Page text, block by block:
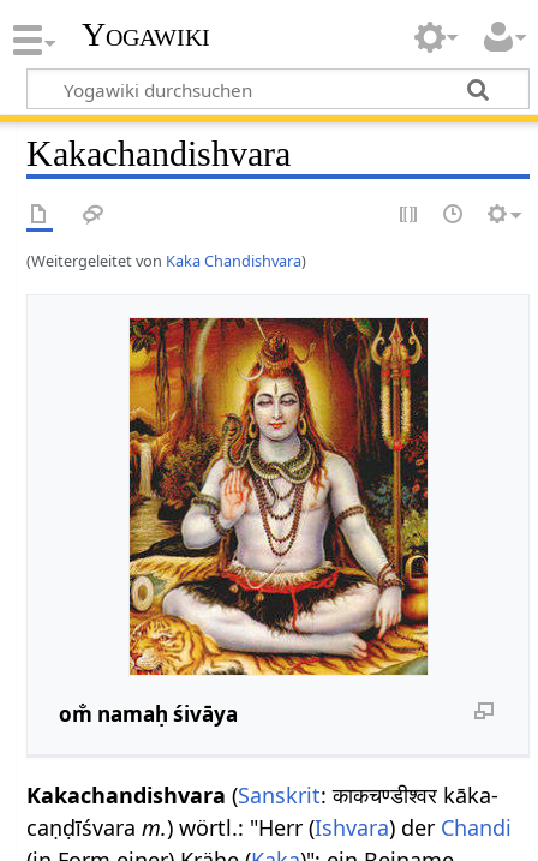
Yogawiki
Kakachandishvara
(Weitergeleitet von Kaka Chandishvara)
om̐ namaḥ śivāya
Kakachandishvara (Sanskrit: काकचण्डीश्वर kāka-
caṇḍīśvaram.) wörtl.: "Herr (Ishvara) der Chandi